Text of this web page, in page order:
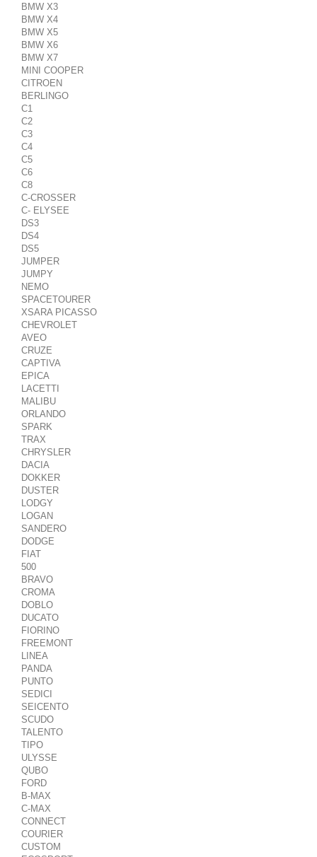
BMW X3
BMW X4
BMW X5
BMW X6
BMW X7
MINI COOPER
CITROEN
BERLINGO
C1
C2
C3
C4
C5
C6
C8
C-CROSSER
C- ELYSEE
DS3
DS4
DS5
JUMPER
JUMPY
NEMO
SPACETOURER
XSARA PICASSO
CHEVROLET
AVEO
CRUZE
CAPTIVA
EPICA
LACETTI
MALIBU
ORLANDO
SPARK
TRAX
CHRYSLER
DACIA
DOKKER
DUSTER
LODGY
LOGAN
SANDERO
DODGE
FIAT
500
BRAVO
CROMA
DOBLO
DUCATO
FIORINO
FREEMONT
LINEA
PANDA
PUNTO
SEDICI
SEICENTO
SCUDO
TALENTO
TIPO
ULYSSE
QUBO
FORD
B-MAX
C-MAX
CONNECT
COURIER
CUSTOM